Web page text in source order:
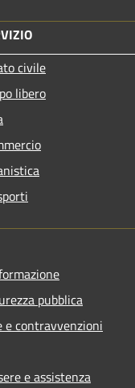
civile
libero
pubblica
e contravvenzioni
e assistenza